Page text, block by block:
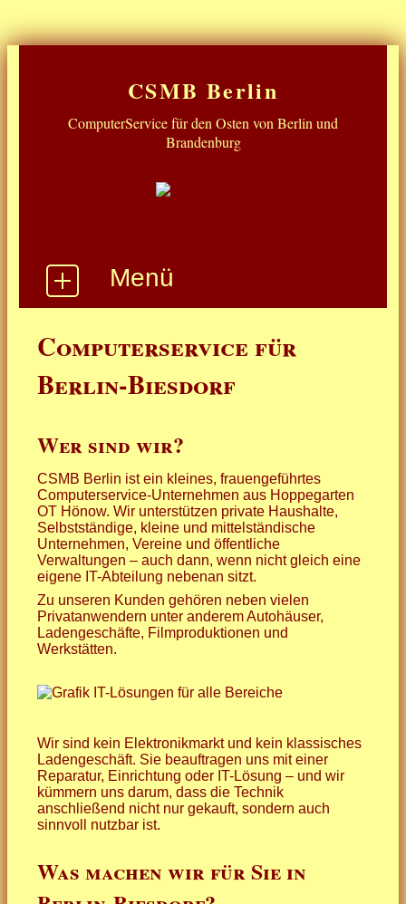
CSMB Berlin
ComputerService für den Osten von Berlin und
Brandenburg
Menü
Win10 Supportende
... für mehr
... für Ihr Netzwerk
... für schnelles Internet
... für Ihr Schätzchen
... für Büro und Homeoffice
Qualifikationen
Kundenmeinungen
Preise
Kontakt
Computerservice für
Berlin-Biesdorf
Wer sind wir?
CSMB Berlin ist ein kleines, frauengeführtes
Computerservice-Unternehmen aus Hoppegarten
OT Hönow. Wir unterstützen private Haushalte,
Selbstständige, kleine und mittelständische
Unternehmen, Vereine und öffentliche
Verwaltungen – auch dann, wenn nicht gleich eine
eigene IT-Abteilung nebenan sitzt.
Zu unseren Kunden gehören neben vielen
Privatanwendern unter anderem Autohäuser,
Ladengeschäfte, Filmproduktionen und
Werkstätten.
Wir sind kein Elektronikmarkt und kein klassisches
Ladengeschäft. Sie beauftragen uns mit einer
Reparatur, Einrichtung oder IT-Lösung – und wir
kümmern uns darum, dass die Technik
anschließend nicht nur gekauft, sondern auch
sinnvoll nutzbar ist.
Was machen wir für Sie in